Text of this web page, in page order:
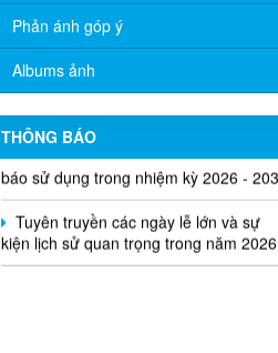
Phản ánh góp ý
Albums ảnh
THÔNG BÁO
Quyết định thu hồi Giấy phép kinh
doanh dịch vụ lữ hành nội địa
hành Quyết định công bố mẫu thẻ nhà
báo sử dụng trong nhiệm kỳ 2026 - 2030
Tuyên truyền các ngày lễ lớn và sự
kiện lịch sử quan trọng trong năm 2026